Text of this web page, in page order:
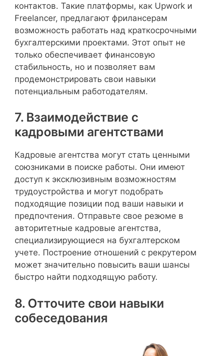
контактов. Такие платформы, как Upwork и
Freelancer, предлагают фрилансерам
возможность работать над краткосрочными
бухгалтерскими проектами. Этот опыт не
только обеспечивает финансовую
стабильность, но и позволяет вам
продемонстрировать свои навыки
потенциальным работодателям.
7. Взаимодействие с
кадровыми агентствами
Кадровые агентства могут стать ценными
союзниками в поиске работы. Они имеют
доступ к эксклюзивным возможностям
трудоустройства и могут подобрать
подходящие позиции под ваши навыки и
предпочтения. Отправьте свое резюме в
авторитетные кадровые агентства,
специализирующиеся на бухгалтерском
учете. Построение отношений с рекрутером
может значительно повысить ваши шансы
быстро найти подходящую работу.
8. Отточите свои навыки
собеседования